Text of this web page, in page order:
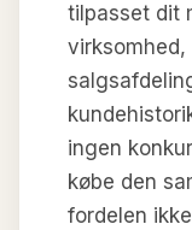
tilpasset dit
virksomhed,
ingen
købe den
fordelen